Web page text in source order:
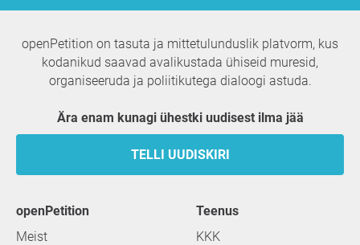
openPetition on tasuta ja mittetulunduslik platvorm, kus
kodanikud saavad avalikustada ühiseid muresid,
organiseeruda ja poliitikutega dialoogi astuda.
Ära enam kunagi ühestki uudisest ilma jää
TELLI UUDISKIRI
openPetition
Meist
teenus
KKK